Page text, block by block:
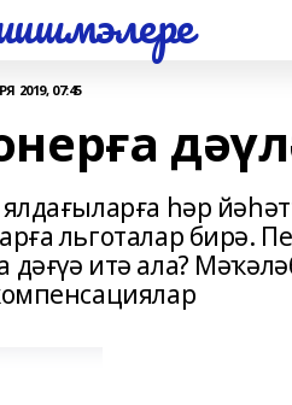
2019, 07:45
һәр
льготалар бирә.
дәғүә итә ала?